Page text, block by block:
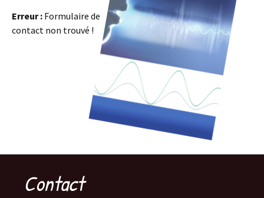
Erreur : Formulaire de
contact non trouvé !
Contact